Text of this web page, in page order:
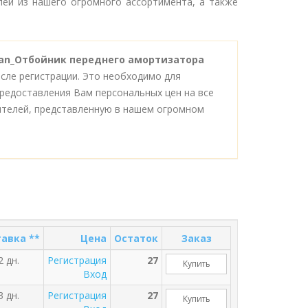
переднего амортизатора
регистрации. Это необходимо для
Вам персональных цен на все
представленную в нашем огромном
** Цена Остаток
Заказ
дн.
Регистрация
Вход
27 Купить
дн.
Регистрация
27 Купить